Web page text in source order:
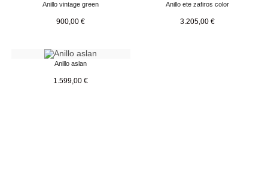
Anillo vintage green
900,00€
Anillo ete zafiros color
3.205,00 €
Anillo aslan
1.599,00€